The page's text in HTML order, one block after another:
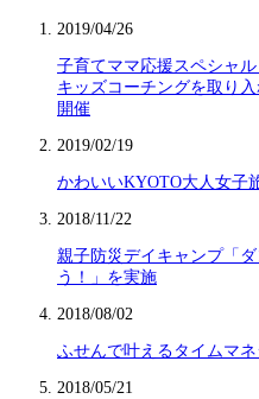
2019/04/26
子育てママ応援スペシャ
キッズコーチングを取り
開催
2019/02/19
かわいいKYOTO大人女子
2018/11/22
親子防災デイキャンプ「
う！」を実施
2018/08/02
ふせんで叶えるタイムマ
2018/05/21